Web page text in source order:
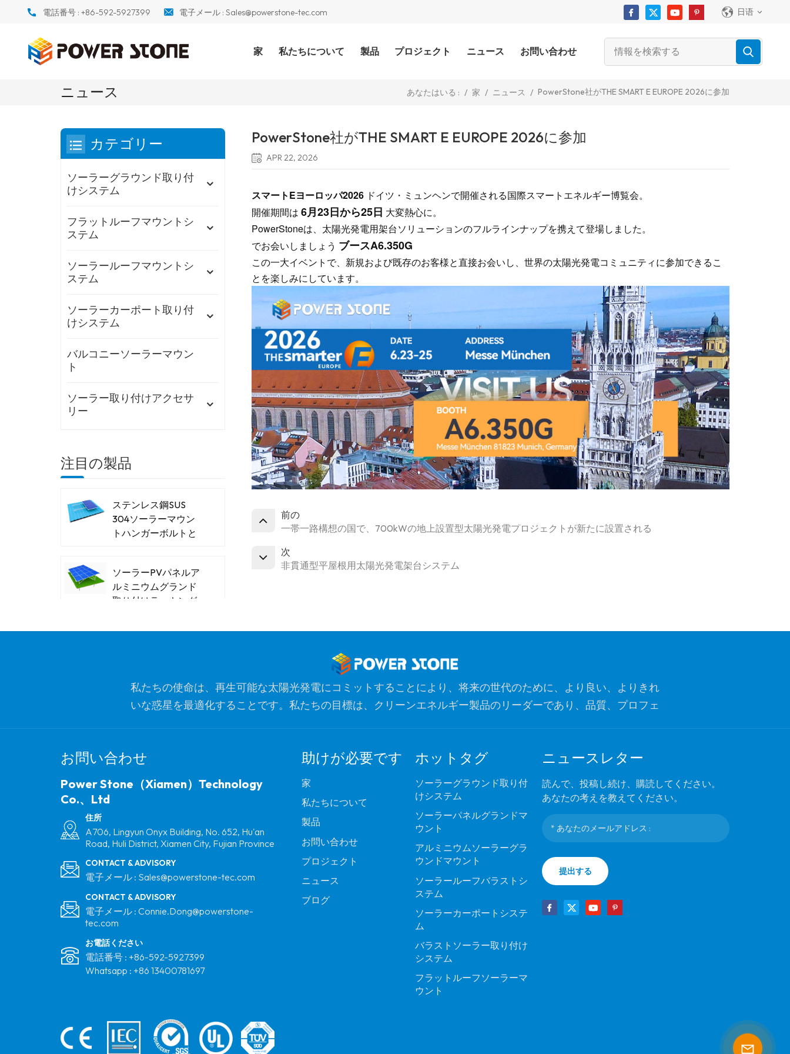
電話番号 :+86-592-5927399 電子メール : Sales@powerstone-tec.com 日语
家 私たちについて 製品 プロジェクト ニュース お問い合わせ
ニュース あなたはいる : / 家 / ニュース / PowerStone社がTHE SMART E EUROPE 2026に参加
PowerStone社がTHE SMART E EUROPE 2026に参加
APR 22, 2026
スマートEヨーロッパ2026ドイツ・ミュンヘンで開催される国際スマートエネルギー博覧会。
開催期間は 6月23日から25日 大変熱心に。
PowerStoneは、太陽光発電用架台ソリューションのフルラインナップを携えて登場しました。
でお会いしましょう ブースA6.350G
この一大イベントで、新規および既存のお客様と直接お会いし、世界の太陽光発電コミュニティに参加できるこ
とを楽しみにしています。
前の
一帯一路構想の国で、700kWの地上設置型太陽光発電プロジェクトが新たに設置される
次
非貫通型平屋根用太陽光発電架台システム
カテゴリー
ソーラーグラウンド取り付
けシステム
フラットルーフマウントシ
ステム
ソーラールーフマウントシ
ステム
ソーラーカーポート取り付
けシステム
バルコニーソーラーマウン
ト
ソーラー取り付けアクセサ
リー
注目の製品
ステンレス鋼SUS
304ソーラーマウン
トハンガーボルトと
ソーラーPVパネルア
ルミニウムグランド
取り付けラッキング
革新的なソーラーフ
ラケット
ストフラットルーフ
ステム
台形金属屋根マウン
フラットルーフアル
ミニウムマトリック
ス三脚太陽マウント
システム
メタルルーフレイレ
ント構造メーカー
太陽垂直PVファーム
私たちの使命は、再生可能な太陽光発電にコミットすることにより、将来の世代のために、より良い、よりきれ
いな惑星を最適化することです。私たちの目標は、クリーンエネルギー製品のリーダーであり、品質、プロフェ
お問い合わせ
Power Stone（Xiamen）Technology
Co.、Ltd
住所
A706, Lingyun Onyx Building, No. 652, Hu'an
Road, Huli District, Xiamen City, Fujian Province
CONTACT & ADVISORY
電子メール : Sales@powerstone-tec.com
CONTACT & ADVISORY
電子メール : Connie.Dong@powerstone-
tec.com
お電話ください
電話番号 : +86-592-5927399
Whatsapp : +86 13400781697
助けが必要です
家
私たちについて
製品
お問い合わせ
プロジェクト
ニュース
ブログ
ホットタグ
ソーラーグラウンド取り付
けシステム
ソーラーパネルグランドマ
ウント
アルミニウムソーラーグラ
ウンドマウント
ソーラールーフバラストシ
ステム
ソーラーカーポートシステ
ム
バラストソーラー取り付け
システム
フラットルーフソーラーマ
ウント
ニュースレター
読んで、投稿し続け、購読してください。
あなたの考えを教えてください。
提出する